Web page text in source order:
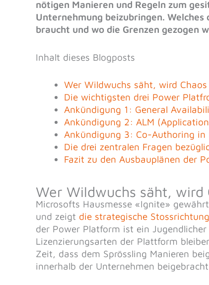
nötigen Manieren und Regeln zum
Unternehmung beizubringen.
braucht und wo die Grenzen gezogen
Inhalt dieses Blogposts
Wer Wildwuchs säht, wird
Die wichtigsten drei Power
Ankündigung 1: General
Ankündigung 2: ALM
Ankündigung 3: Co-Authoring in
Die drei zentralen Fragen
Fazit zu den Ausbauplänen der
Wer Wildwuchs säht, wird
Microsofts Hausmesse «Ignite»
und zeigt die strategische
der Power Platform ist ein
Lizenzierungsarten der Plattform
Zeit, dass dem Sprössling Manieren
innerhalb der Unternehmen